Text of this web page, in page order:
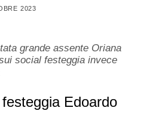
2023
grande assente Oriana
social festeggia invece
Edoardo